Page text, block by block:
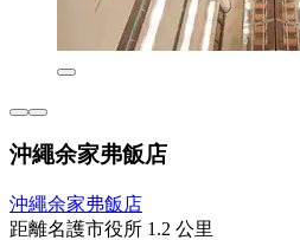
沖繩余家弗飯店
沖繩余家弗飯店
距離名護市役所 1.2 公里